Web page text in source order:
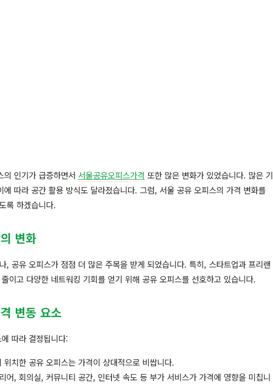
인기가 급증하면서 서울공유오피스가격 또한 많은 변화가 있었습니다. 많은 기
따라 공간 활용 방식도 달라졌습니다. 그럼, 서울 공유 오피스의 가격 변화를
록 하겠습니다.
변화
, 공유 오피스가 점점 더 많은 주목을 받게 되었습니다. 특히, 스타트업과 프리랜
이고 다양한 네트워킹 기회를 얻기 위해 공유 오피스를 선호하고 있습니다.
변동 요소
따라 결정됩니다:
치한 공유 오피스는 가격이 상대적으로 비쌉니다.
어, 회의실, 커뮤니티 공간, 인터넷 속도 등 부가 서비스가 가격에 영향을 미칩니